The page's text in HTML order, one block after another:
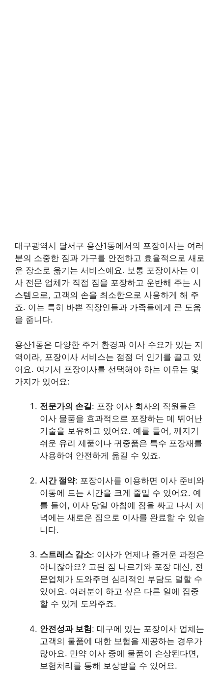
대구광역시 달서구 용산1동에서의 포장이사는 여러
분의 소중한 짐과 가구를 안전하고 효율적으로 새로
운 장소로 옮기는 서비스예요. 보통 포장이사는 이
사 전문 업체가 직접 짐을 포장하고 운반해 주는 시
스템으로, 고객의 손을 최소한으로 사용하게 해 주
죠. 이는 특히 바쁜 직장인들과 가족들에게 큰 도움
을 줍니다.
용산1동은 다양한 주거 환경과 이사 수요가 있는 지
역이라, 포장이사 서비스는 점점 더 인기를 끌고 있
어요. 여기서 포장이사를 선택해야 하는 이유는 몇
가지가 있어요:
전문가의 손길: 포장 이사 회사의 직원들은
이사 물품을 효과적으로 포장하는 데 뛰어난
기술을 보유하고 있어요. 예를 들어, 깨지기
쉬운 유리 제품이나 귀중품은 특수 포장재를
사용하여 안전하게 옮길 수 있죠.
시간 절약: 포장이사를 이용하면 이사 준비와
이동에 드는 시간을 크게 줄일 수 있어요. 예
를 들어, 이사 당일 아침에 짐을 싸고 나서 저
녁에는 새로운 집으로 이사를 완료할 수 있습
니다.
스트레스 감소: 이사가 언제나 즐거운 과정은
아니잖아요? 고된 짐 나르기와 포장 대신, 전
문업체가 도와주면 심리적인 부담도 덜할 수
있어요. 여러분이 하고 싶은 다른 일에 집중
할 수 있게 도와주죠.
안전성과 보험: 대구에 있는 포장이사 업체는
고객의 물품에 대한 보험을 제공하는 경우가
많아요. 만약 이사 중에 물품이 손상된다면,
보험처리를 통해 보상받을 수 있어요.